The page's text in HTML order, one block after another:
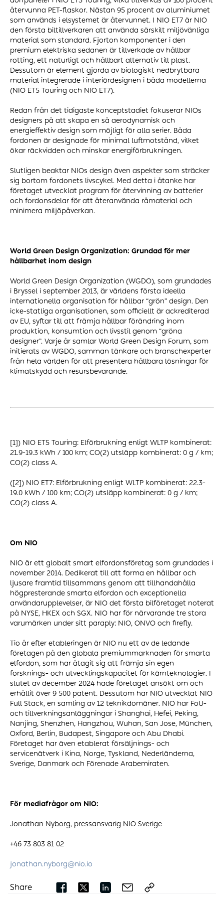
återvunna PET-flaskor. Nästan 95 procent av aluminiumet
som används i elsystemet är återvunnet. I NIO ET7 är NIO
den första biltillverkaren att använda särskilt miljövänliga
material som standard. Fjorton komponenter i den
premium elektriska sedanen är tillverkade av hållbar
rotting, ett naturligt och hållbart alternativ till plast.
Dessutom är element gjorda av biologiskt nedbrytbara
material integrerade i interiördesignen i båda modellerna
(NIO ET5 Touring och NIO ET7).
Redan från det tidigaste konceptstadiet fokuserar NIOs
designers på att skapa en så aerodynamisk och
energieffektiv design som möjligt för alla serier. Båda
fordonen är designade för minimal luftmotstånd, vilket
ökar räckvidden och minskar energiförbrukningen.
Slutligen beaktar NIOs design även aspekter som sträcker
sig bortom fordonets livscykel. Med detta i åtanke har
företaget utvecklat program för återvinning av batterier
och fordonsdelar för att återanvända råmaterial och
minimera miljöpåverkan.
World Green Design Organization: Grundad för mer
hållbarhet inom design
World Green Design Organization (WGDO), som grundades
i Bryssel i september 2013, är världens första ideella
internationella organisation för hållbar “grön” design. Den
icke-statliga organisationen, som officiellt är ackrediterad
av EU, syftar till att främja hållbar förändring inom
produktion, konsumtion och livsstil genom “gröna
designer”. Varje år samlar World Green Design Forum, som
initierats av WGDO, samman tänkare och branschexperter
från hela världen för att presentera hållbara lösningar för
klimatskydd och resursbevarande.
[1]) NIO ET5 Touring: Elförbrukning enligt WLTP kombinerat:
21.9-19.3 kWh / 100 km; CO(2) utsläpp kombinerat: 0 g / km;
CO(2) class A.
([2]) NIO ET7: Elförbrukning enligt WLTP kombinerat: 22.3-
19.0 kWh / 100 km; CO(2) utsläpp kombinerat: 0 g / km;
CO(2) class A.
Om NIO
NIO är ett globalt smart elfordonsföretag som grundades i
november 2014. Dedikerat till att forma en hållbar och
ljusare framtid tillsammans genom att tillhandahålla
högpresterande smarta elfordon och exceptionella
användarupplevelser, är NIO det första bilföretaget noterat
på NYSE, HKEX och SGX. NIO har för närvarande tre stora
varumärken under sitt paraply: NIO, ONVO och firefly.
Tio år efter etableringen är NIO nu ett av de ledande
företagen på den globala premiummarknaden för smarta
elfordon, som har åtagit sig att främja sin egen
forsknings- och utvecklingskapacitet för kärnteknologier. I
slutet av december 2024 hade företaget ansökt om och
erhållit över 9 500 patent. Dessutom har NIO utvecklat NIO
Full Stack, en samling av 12 teknikdomäner. NIO har FoU-
och tillverkningsanläggningar i Shanghai, Hefei, Peking,
Nanjing, Shenzhen, Hangzhou, Wuhan, San Jose, München,
Oxford, Berlin, Budapest, Singapore och Abu Dhabi.
Företaget har även etablerat försäljnings- och
servicenätverk i Kina, Norge, Tyskland, Nederländerna,
Sverige, Danmark och Förenade Arabemiraten.
För mediafrågor om NIO:
Jonathan Nyborg, pressansvarig NIO Sverige
+46 73 803 81 02
jonathan.nyborg@nio.io
Share